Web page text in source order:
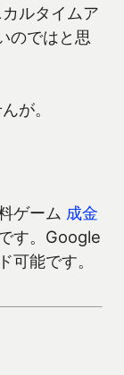
ルタイムア
のではと思
が。
ゲーム 成金
す。Google
能です。